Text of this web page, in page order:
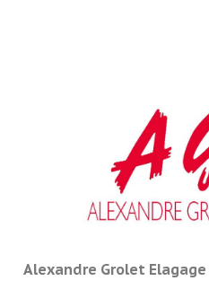
Alexandre Grolet Elagage